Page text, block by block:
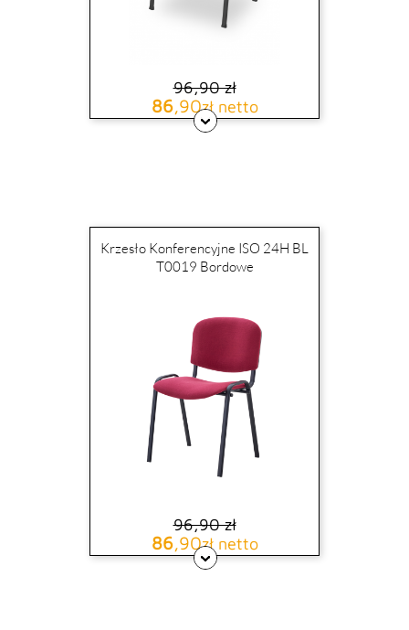
Cena podstawowa
96,90 zł
Cena
86,90zł netto
Krzesło Konferencyjne ISO 24H BL
T0019 Bordowe
Cena podstawowa
96,90 zł
Cena
86,90zł netto